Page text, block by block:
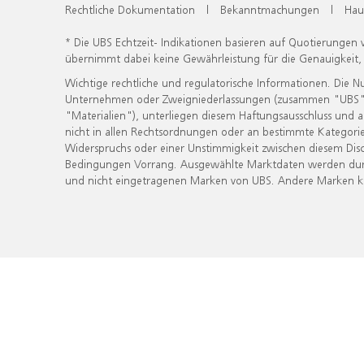
Rechtliche Dokumentation | Bekanntmachungen |
* Die UBS Echtzeit- Indikationen basieren auf
übernimmt dabei keine Gewährleistung für die
Wichtige rechtliche und regulatorische Informationen. Die
Unternehmen oder Zweigniederlassungen (zusammen
"Materialien"), unterliegen diesem Haftungsausschluss
nicht in allen Rechtsordnungen oder an bestimmte
Widerspruchs oder einer Unstimmigkeit zwischen diesem
Bedingungen Vorrang. Ausgewählte Marktdaten werden
und nicht eingetragenen Marken von UBS. Andere Marken